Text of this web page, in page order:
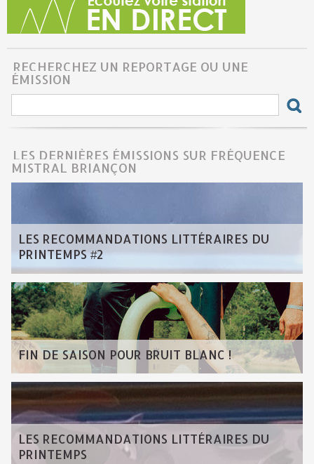
RECHERCHEZ UN REPORTAGE OU UNE
ÉMISSION
LES DERNIÈRES ÉMISSIONS SUR FRÉQUENCE
MISTRAL BRIANÇON
LES RECOMMANDATIONS LITTÉRAIRES DU
PRINTEMPS #2
FIN DE SAISON POUR BRUIT BLANC !
LES RECOMMANDATIONS LITTÉRAIRES DU
PRINTEMPS